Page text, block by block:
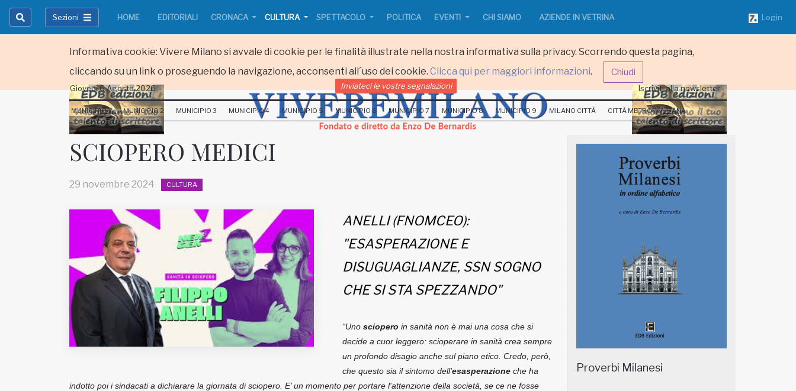
Informativa cookie: Vivere Milano si avvale di cookie per le finalità illustrate nella nostra informativa sulla privacy. Scorrendo questa pagina,
cliccando su un link o proseguendo la navigazione, acconsenti all´uso dei cookie. Clicca qui per maggiori informazioni. Chiudi
Sezioni HOME EDITORIALI CRONACA CULTURA SPETTACOLO POLITICA EVENTI CHI SIAMO AZIENDE IN VETRINA Login
Inviateci le vostre segnalazioni
Fondato e diretto da Enzo De
EDB edizioni - Via Brivio angolo C.
Imbonati, 89 20159 Milano (Italia)
Informativa sulla privacy
Giovedi 6 Agosto 2026 Inviateci le vostre segnalazioni Iscriviti alla newsletter
MUNICIPIO 1 MUNICIPIO 2 MUNICIPIO 3 MUNICIPIO 4 MUNICIPIO 5 MUNICIPIO 6 MUNICIPIO 7 MUNICIPIO 8 MUNICIPIO 9 MILANO CITTÀ CITTÀ METROPOLITANA
SCIOPERO MEDICI
29 novembre 2024 CULTURA
ANELLI (FNOMCEO):
"ESASPERAZIONE E
DISUGUAGLIANZE, SSN SOGNO
CHE SI STA SPEZZANDO"
“Uno sciopero in sanità non è mai una cosa che si
decide a cuor leggero: scioperare in sanità crea sempre
un profondo disagio anche sul piano etico. Credo, però,
che questo sia il sintomo dell'esasperazione che ha
indotto poi i sindacati a dichiarare la giornata di sciopero. E’ un momento per portare l'attenzione della società, se ce ne fosse
Proverbi Milanesi